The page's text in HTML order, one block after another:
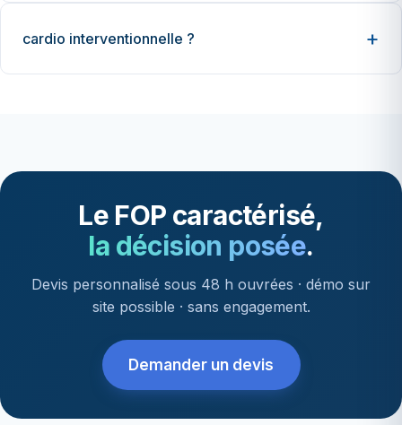
cardio interventionnelle ?
Le FOP caractérisé,
la décision posée.
Devis personnalisé sous 48 h ouvrées · démo sur
site possible · sans engagement.
Demander un devis